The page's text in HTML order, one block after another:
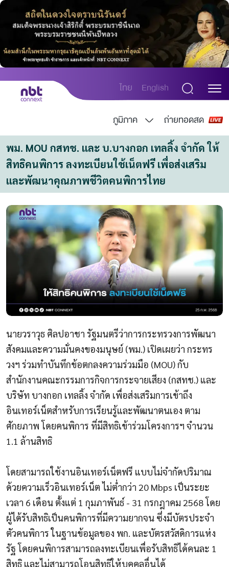
ไทย English
ภูมิภาค ถ่ายทอดสด
พม. MOU กสทช. และ บ.บางกอก เทลลิ้ง จำกัด ให้
สิทธิคนพิการ ลงทะเบียนใช้เน็ตฟรี เพื่อส่งเสริม
และพัฒนาคุณภาพชีวิตคนพิการไทย
นายวราวุธ ศิลปอาชา รัฐมนตรีว่าการกระทรวงการพัฒนา
สังคมและความมั่นคงของมนุษย์ (พม.) เปิดเผยว่า กระทร
วงฯ ร่วมทำบันทึกข้อตกลงความร่วมมือ (MOU) กับ
สำนักงานคณะกรรมการกิจการกระจายเสียง (กสทช.) และ
บริษัท บางกอก เทลลิ้ง จำกัด เพื่อส่งเสริมการเข้าถึง
อินเทอร์เน็ตสำหรับการเรียนรู้และพัฒนาตนเอง ตาม
ศักยภาพ โดยคนพิการ ที่มีสิทธิเข้าร่วมโครงการฯ จำนวน
1.1 ล้านสิทธิ
โดยสามารถใช้งานอินเทอร์เน็ตฟรี แบบไม่จำกัดปริมาณ
ด้วยความเร็วอินเทอร์เน็ต ไม่ต่ำกว่า 20 Mbps เป็นระยะ
เวลา 6 เดือน ตั้งแต่ 1 กุมภาพันธ์ - 31 กรกฎาคม 2568 โดย
ผู้ได้รับสิทธิเป็นคนพิการที่มีความยากจน ซึ่งมีบัตรประจำ
ตัวคนพิการ ในฐานข้อมูลของ พก. และบัตรสวัสดิการแห่ง
รัฐ โดยคนพิการสามารถลงทะเบียนเพื่อรับสิทธิได้คนละ 1
สิทธิ และไม่สามารถโอนสิทธิให้บุคคลอื่นได้